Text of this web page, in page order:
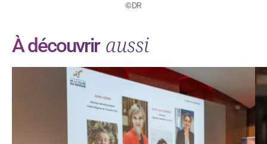
©DR
À découvrir aussi